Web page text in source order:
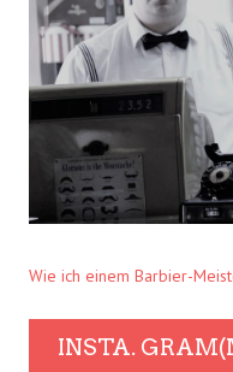
Wie ich einem Barbier-
INSTA.